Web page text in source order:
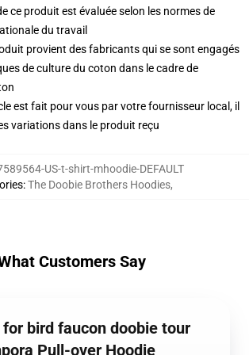
ce produit est évaluée selon les normes de
du travail
provient des fabricants qui se sont engagés
de culture du coton dans le cadre de
est fait pour vous par votre fournisseur local, il
variations dans le produit reçu
US-t-shirt-mhoodie-DEFAULT
:The Doobie Brothers Hoodies,
Customers Say
bird faucon doobie tour
Pull-over Hoodie